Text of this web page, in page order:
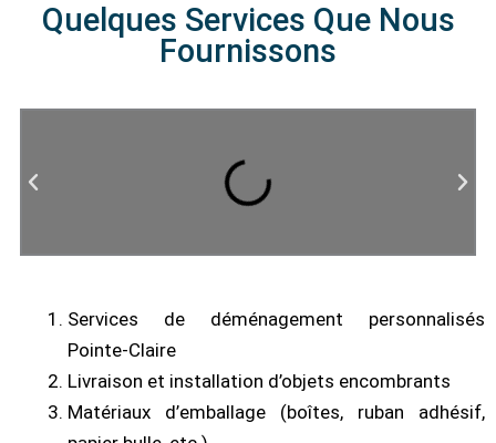
Quelques Services Que Nous
Fournissons
Services de déménagement personnalisés
Pointe-Claire
Livraison et installation d’objets encombrants
Matériaux d’emballage (boîtes, ruban adhésif,